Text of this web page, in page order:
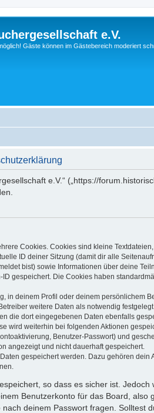
e.V.
Gäste können im Gästebereich moderiert
e.V.“ („https://
Cookies. Cookies sind kleine
ID deiner Sitzung (damit dir alle
bist) sowie Informationen über deine
gespeichert. Die Cookies haben
in deinem Profil oder deinem persönlichem
weitere Daten als notwendig
die dort eingegebenen Daten ebenfalls
wird weiterhin bei folgenden Aktionen
Benutzer-Passwort) und
angezeigt und nicht dauerhaft gespeichert.
gespeichert werden. Dazu gehören
so dass es sicher ist.
Benutzerkonto für das Board,
deinem Passwort fragen. Solltest